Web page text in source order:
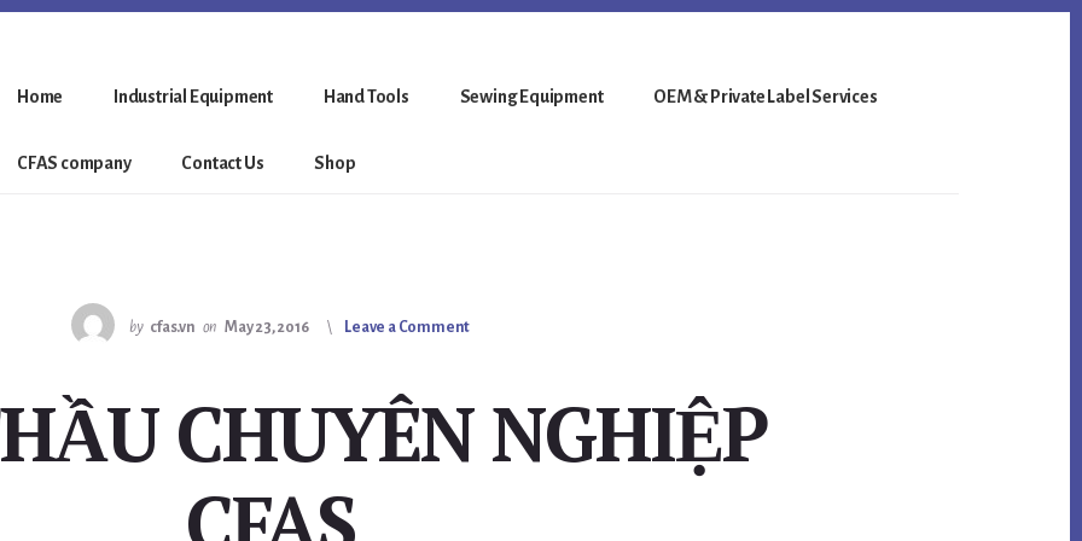
Home Industrial Equipment Hand Tools Sewing Equipment OEM & Private Label Services
CFAS company Contact Us Shop
by cfas.vn on May 23, 2016 Leave a Comment
CHUYÊN NGHIỆP